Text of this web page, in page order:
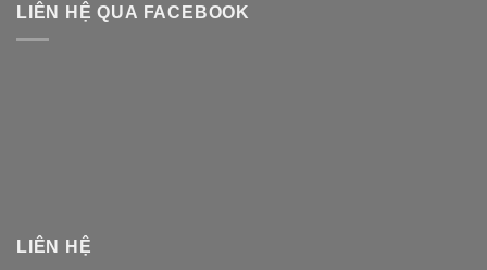
LIÊN HỆ QUA FACEBOOK
LIÊN HỆ